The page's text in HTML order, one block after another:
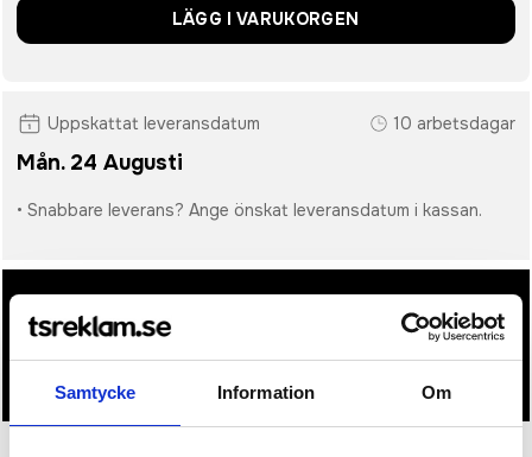
Samtycke Information Om
LÄGG I VARUKORGEN
Uppskattat leveransdatum 10 arbetsdagar
Mån. 24 Augusti
• Snabbare leverans? Ange önskat leveransdatum i kassan.
• Du får alltid godkänna en offert och skiss på mailen
innan beställningen blir bindande.